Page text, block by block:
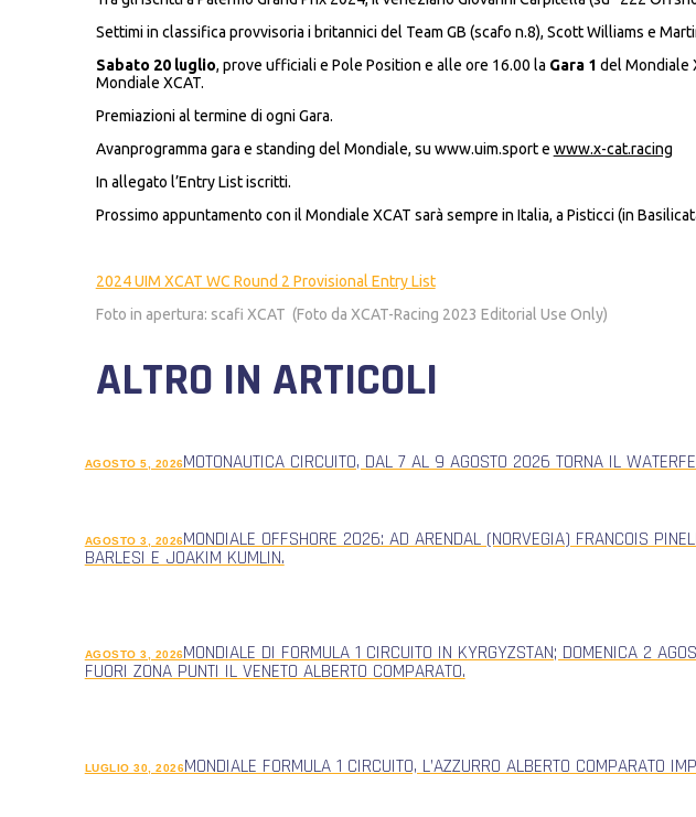
Settimi in classifica provvisoria i britannici del Team GB (scafo n.8), Scott Williams e
Sabato 20 luglio, prove ufficiali e Pole Position e alle ore 16.00 la Gara 1 del Mondiale
Mondiale XCAT.
Premiazioni al termine di ogni Gara.
Avanprogramma gara e standing del Mondiale, su www.uim.sport e www.x-cat.racing
In allegato l’Entry List iscritti.
Prossimo appuntamento con il Mondiale XCAT sarà sempre in Italia, a Pisticci (in
2024 UIM XCAT WC Round 2 Provisional Entry List
Foto in apertura: scafi XCAT (Foto da XCAT-Racing 2023 Editorial Use Only)
ALTRO IN ARTICOLI
AGOSTO 5, 2026MOTONAUTICA CIRCUITO, DAL 7 AL 9 AGOSTO 2026 TORNA IL
AGOSTO 3, 2026MONDIALE OFFSHORE 2026: AD ARENDAL (NORVEGIA) FRANCOIS
BARLESI E JOAKIM KUMLIN.
AGOSTO 3, 2026MONDIALE DI FORMULA 1 CIRCUITO IN KYRGYZSTAN; DOMENICA 2
FUORI ZONA PUNTI IL VENETO ALBERTO COMPARATO.
LUGLIO 30, 2026MONDIALE FORMULA 1 CIRCUITO, L’AZZURRO ALBERTO COMPARATO